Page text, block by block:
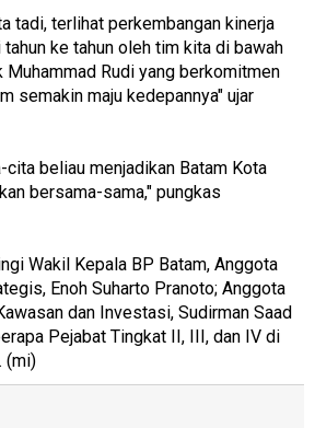
tadi, terlihat perkembangan kinerja
ke tahun oleh tim kita di bawah
Muhammad Rudi yang berkomitmen
semakin maju kedepannya" ujar
cita beliau menjadikan Batam Kota
bersama-sama," pungkas
Wakil Kepala BP Batam, Anggota
Enoh Suharto Pranoto; Anggota
dan Investasi, Sudirman Saad
Pejabat Tingkat II, III, dan IV di
(mi)